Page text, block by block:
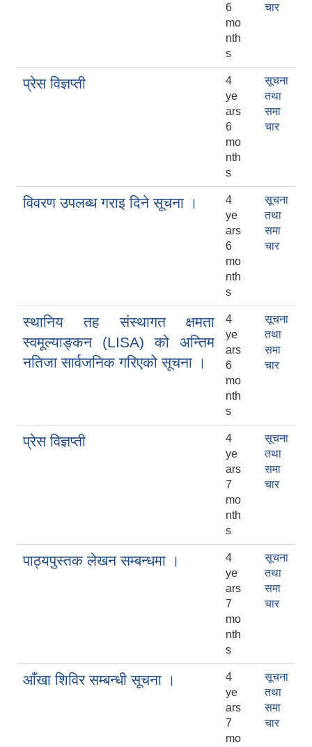
6
mo
nth
s
चार
प्रेस विज्ञप्ती
4
ye
ars
6
mo
nth
s
सूचना
तथा
समा
चार
विवरण उपलब्ध गराइ दिने सूचना ।
4
ye
ars
6
mo
nth
s
सूचना
तथा
समा
चार
स्थानिय तह संस्थागत क्षमता
स्वमूल्याङ्कन (LISA) को अन्तिम
नतिजा सार्वजनिक गरिएको सूचना ।
4
ye
ars
6
mo
nth
s
सूचना
तथा
समा
चार
प्रेस विज्ञप्ती
4
ye
ars
7
mo
nth
s
सूचना
तथा
समा
चार
पाठ्यपुस्तक लेखन सम्बन्धमा ।
4
ye
ars
7
mo
nth
s
सूचना
तथा
समा
चार
आँखा शिविर सम्बन्धी सूचना ।
4
ye
ars
7
mo
सूचना
तथा
समा
चार